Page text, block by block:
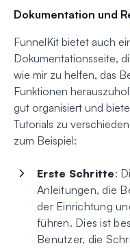
Dokumentation und
FunnelKit bietet auch
Dokumentationsseite,
wie mir zu helfen, das
Funktionen
gut organisiert und
Tutorials zu
zum Beispiel:
Erste Schritte:
Anleitungen, die
der Einrichtung
führen. Dies ist
Benutzer, die